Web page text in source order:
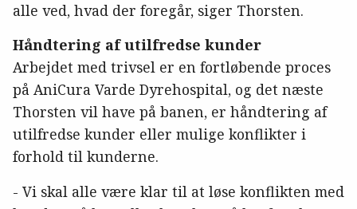
alle ved, hvad der foregår, siger Thorsten.
Håndtering af utilfredse kunder
Arbejdet med trivsel er en fortløbende proces
på AniCura Varde Dyrehospital, og det næste
Thorsten vil have på banen, er håndtering af
utilfredse kunder eller mulige konflikter i
forhold til kunderne.
- Vi skal alle være klar til at løse konflikten med